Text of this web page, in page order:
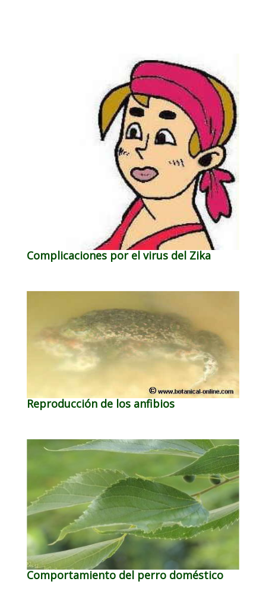
Complicaciones por el virus del Zika
Reproducción de los anfibios
Comportamiento del perro doméstico